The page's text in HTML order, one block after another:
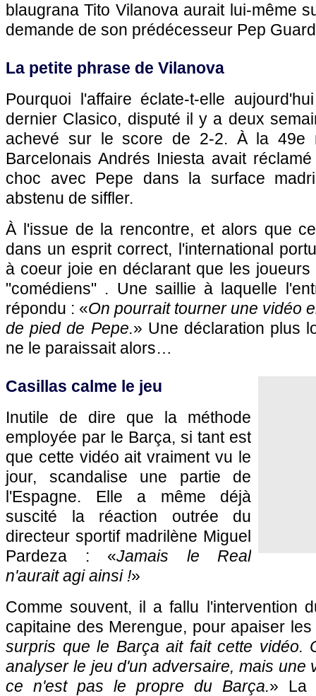
blaugrana Tito Vilanova aurait lui-même
demande de son prédécesseur Pep
La petite phrase de Vilanova
Pourquoi l'affaire éclate-t-elle
dernier Clasico, disputé il y a deux
achevé sur le score de 2-2. À la 49e
Barcelonais Andrés Iniesta avait
choc avec Pepe dans la surface
abstenu de siffler.
À l'issue de la rencontre, et alors que
dans un esprit correct, l'international
à coeur joie en déclarant que les
"comédiens" . Une saillie à laquelle
répondu : «On pourrait tourner une vidéo
de pied de Pepe.» Une déclaration plus
ne le paraissait alors…
Casillas calme le jeu
Inutile de dire que la méthode
employée par le Barça, si tant est
que cette vidéo ait vraiment vu le
jour, scandalise une partie de
l'Espagne. Elle a même déjà
suscité la réaction outrée du
directeur sportif madrilène Miguel
Pardeza : «Jamais le Real
n'aurait agi ainsi !»
Comme souvent, il a fallu l'intervention
capitaine des Merengue, pour apaiser
surpris que le Barça ait fait cette vidéo.
analyser le jeu d'un adversaire, mais une
ce n'est pas le propre du Barça.» La